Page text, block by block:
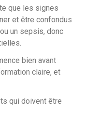
que les signes
et être confondus
un sepsis, donc
bien avant
claire, et
qui doivent être